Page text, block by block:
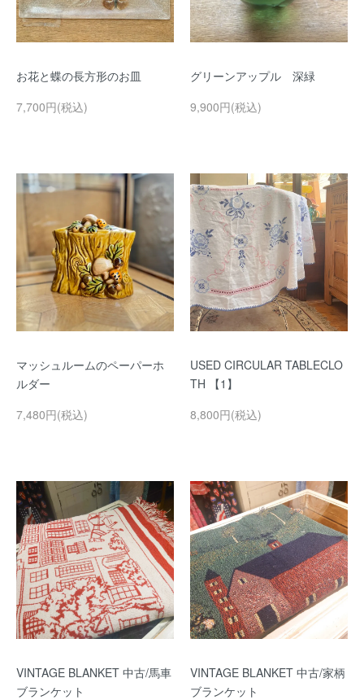
お花と蝶の長方形のお皿
7,700円(税込)
グリーンアップル 深緑
9,900円(税込)
マッシュルームのペーパーホ
ルダー
7,480円(税込)
USED CIRCULAR TABLECLO
TH 【1】
8,800円(税込)
VINTAGE BLANKET 中古/馬車
ブランケット
VINTAGE BLANKET 中古/家柄
ブランケット